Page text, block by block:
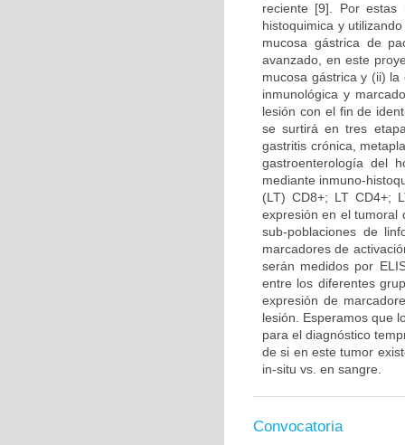
reciente [9]. Por estas
histoquimica y
mucosa gástrica de
avanzado, en este
mucosa gástrica y (ii)
inmunológica y
lesión con el fin de
se surtirá en tres
gastritis crónica,
gastroenterología del
mediante inmuno-
(LT) CD8+; LT CD4+;
expresión en el tumoral
sub-poblaciones de
marcadores de
serán medidos por
entre los diferentes
expresión de
lesión. Esperamos que
para el diagnóstico
de si en este tumor
in-situ vs. en sangre.
Convocatoria